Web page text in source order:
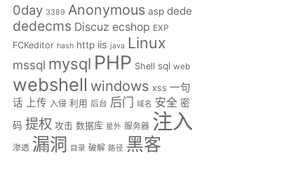
0day 3389 Anonymous asp dede
dedecms Discuz ecshop EXP
FCKeditor hash http iis java Linux
mssql mysql PHP Shell sql web
webshell windows xss 一句
话
上传 入侵 利用 后台 后门 域名 安全 密
码 提权 攻击 数据库 星外 服务器 注入
渗透 漏洞 目录 破解 路径 黑客